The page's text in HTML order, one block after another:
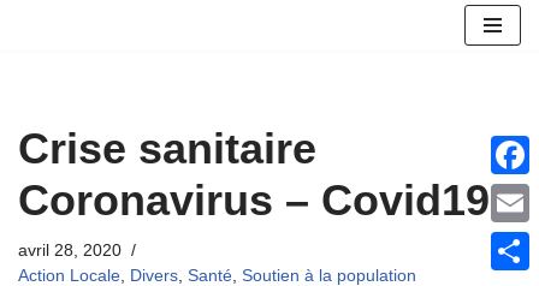
Crise sanitaire
Coronavirus – Covid19
avril 28, 2020
Action Locale, Divers, Santé, Soutien à la population
Email